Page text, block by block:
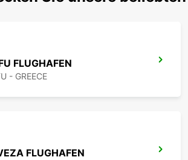
FLUGHAFEN
- GREECE
FLUGHAFEN